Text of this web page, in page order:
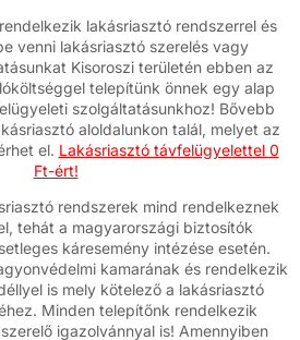
lakásriasztó rendszerrel és
venni lakásriasztó szerelés vagy
Kisoroszi területén ebben az
telepítünk önnek egy alap
szolgáltatásunkhoz! Bővebb
aloldalunkon talál, melyet az
el. Lakásriasztó távfelügyelettel 0
Ft-ért!
rendszerek mind rendelkeznek
tehát a magyarországi biztosítók
káresemény intézése esetén.
kamarának és rendelkezik
is mely kötelező a lakásriasztó
Minden telepítőnk rendelkezik
igazolvánnyal is! Amennyiben